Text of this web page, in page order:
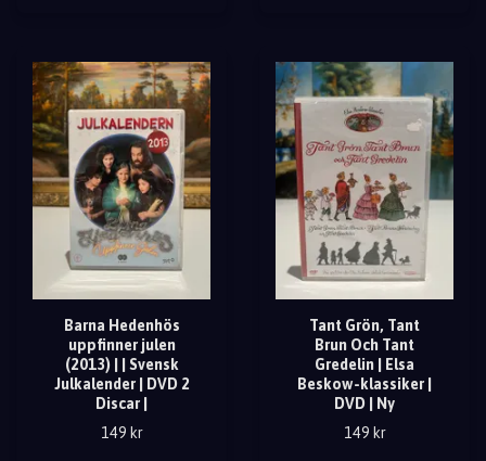
Barna Hedenhös
uppfinner julen
(2013) | | Svensk
Julkalender | DVD 2
Discar |
149 kr
Tant Grön, Tant
Brun Och Tant
Gredelin | Elsa
Beskow-klassiker |
DVD | Ny
149 kr